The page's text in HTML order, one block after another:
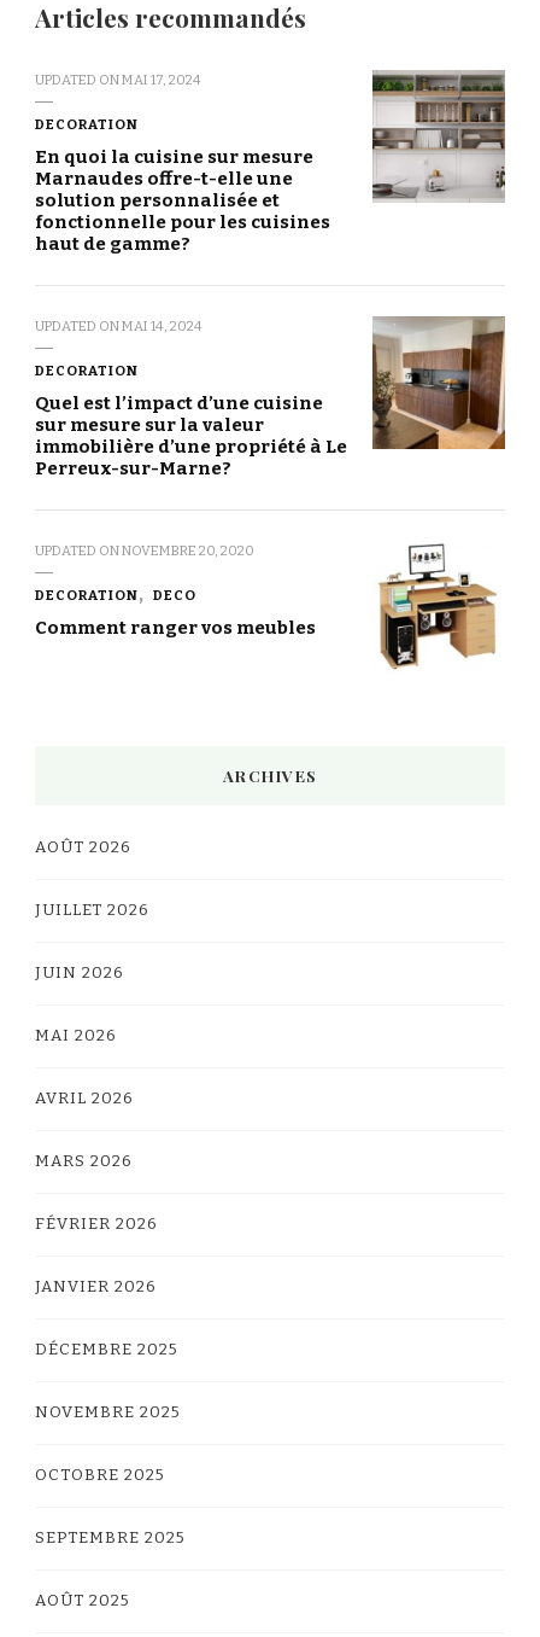
Articles recommandés
UPDATED ONMAI 17, 2024
DECORATION
En quoi la cuisine sur mesure
Marnaudes offre-t-elle une
solution personnalisée et
fonctionnelle pour les cuisines
haut de gamme?
UPDATED ONMAI 14, 2024
DECORATION
Quel est l’impact d’une cuisine
sur mesure sur la valeur
immobilière d’une propriété à Le
Perreux-sur-Marne?
UPDATED ONNOVEMBRE 20, 2020
DECORATION DECO
Comment ranger vos meubles
ARCHIVES
AOÛT 2026
JUILLET 2026
JUIN 2026
MAI 2026
AVRIL 2026
MARS 2026
FÉVRIER 2026
JANVIER 2026
DÉCEMBRE 2025
NOVEMBRE 2025
OCTOBRE 2025
SEPTEMBRE 2025
AOÛT 2025